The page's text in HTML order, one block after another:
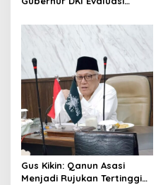
n
Penumpang Diturunkan
Gus Kikin: Qanun Asasi
Menjadi Rujukan Tertinggi